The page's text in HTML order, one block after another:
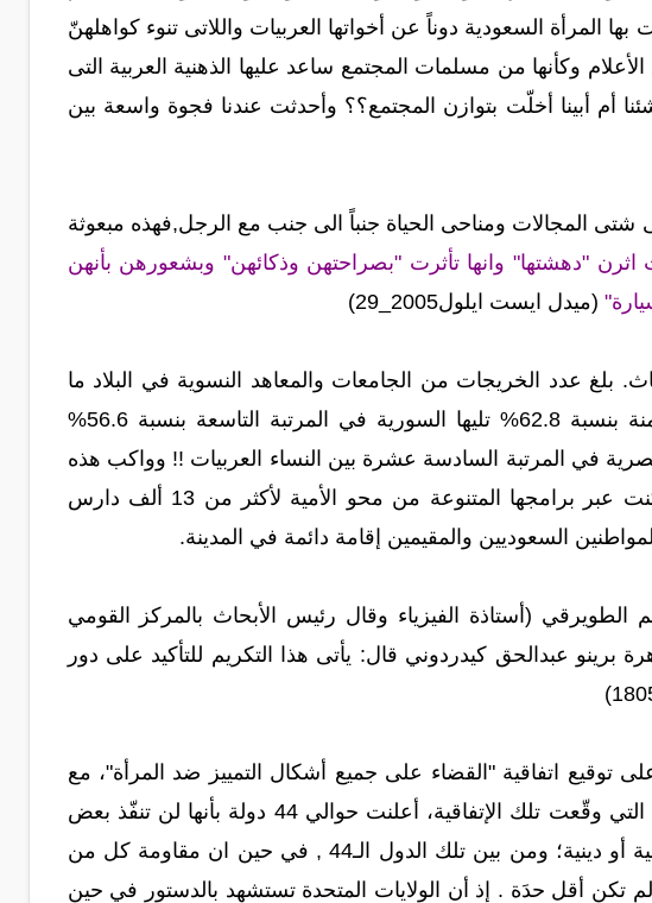
المرأة السعودية دوناً عن أخواتها العربيات واللاتى تنوء كواهلهنّ
وكأنها من مسلمات المجتمع ساعد عليها الذهنية العربية التى
أم أبينا أخلّت بتوازن المجتمع؟؟ وأحدثت عندنا فجوة واسعة بين
شتى المجالات ومناحى الحياة جنباً الى جنب مع الرجل,فهذه مبعوثة
اثرن "دهشتها" وانها تأثرت "بصراحتهن وذكائهن" وبشعورهن بأنهن
(ميدل ايست ايلول2005_29)
بلغ عدد الخريجات من الجامعات والمعاهد النسوية في البلاد ما
يقل عن 78000 امرأة فى عام2000 , وفى التعليم بلغت المرتبة الثامنة بنسبة 62.8% تليها السورية في المرتبة التاسعة بنسبة 56.6%
,فى حين وصلت المرأة المصرية في المرتبة السادسة عشرة بين النساء العربيات !! وواكب هذه
النهضة إعلان المدينة المنورة أول مدينة سعودية خالية من الأميين تمكنت عبر برامجها المتنوعة من محو الأمية لأكثر من 13 ألف دارس
الطويرقي (أستاذة الفيزياء وقال رئيس الأبحاث بالمركز القومي
عبدالحق كيدردوني قال: يأتى هذا التكريم للتأكيد على دور
الحكومة السعودية في آب/أغسطس 2000 على توقيع اتفاقية "القضاء على جميع أشكال التمييز ضد المرأة"، مع
تحفظها على ما يتعارض مع الشريعة الإسلامية. فمن بين الدول الـ 161 التي وقّعت تلك الإتفاقية، أعلنت حوالي 44 دولة بأنها لن تنفّذ بعض
البنود الواردة في الاتفاقية وذلك لأسباب إما سياسية أو دستورية أو ثقافية أو دينية؛ ومن بين تلك الدول الـ44 , في حين ان مقاومة كل من
لم تكن أقل حدَة . إذ أن الولايات المتحدة تستشهد بالدستور في حين